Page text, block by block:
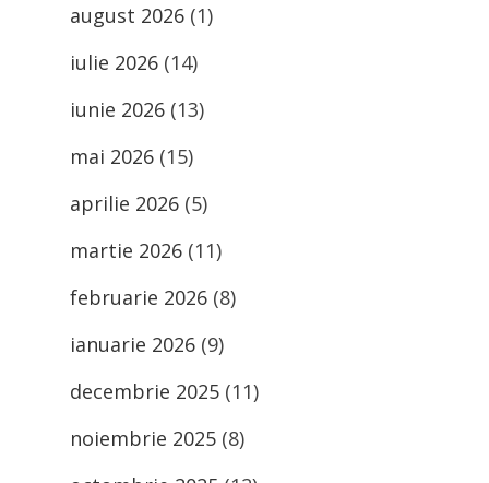
august 2026 (1)
iulie 2026 (14)
iunie 2026 (13)
mai 2026 (15)
aprilie 2026 (5)
martie 2026 (11)
februarie 2026 (8)
ianuarie 2026 (9)
decembrie 2025 (11)
noiembrie 2025 (8)